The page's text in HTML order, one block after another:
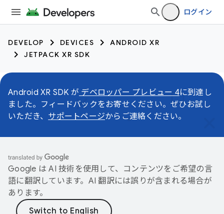
ログイン
DEVELOP DEVICES
ANDROID XR
JETPACK XR SDK
Android XR SDK が デベロッパー プレビュー 4に到達し
ました。フィードバックをお寄せください。ぜひお試し
いただき、 サポートページからご連絡ください。
Google は AI 技術を使用して、コンテンツをご希望の言
語に翻訳しています。AI 翻訳には誤りが含まれる場合が
あります。